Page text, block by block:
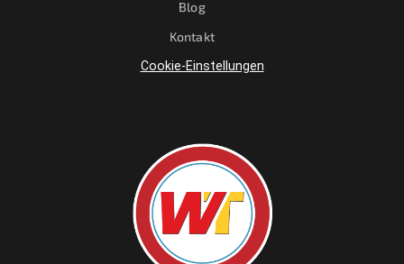
Blog
Kontakt
Cookie-Einstellungen